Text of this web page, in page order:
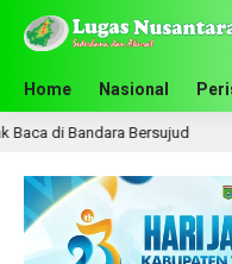
Home Nasional
di Bandara Bersujud